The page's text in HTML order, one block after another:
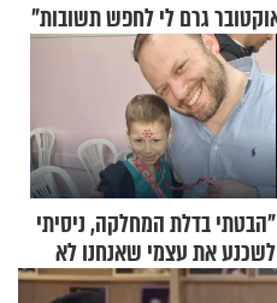
"הבטתי בדלת המחלקה, ניסיתי
לשכנע את עצמי שאנחנו לא
שייכים לשם"